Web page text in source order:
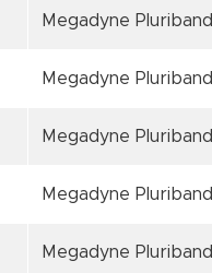
Megadyne Pluriband
Megadyne Pluriband
Megadyne Pluriband
Megadyne Pluriband
Megadyne Pluriband